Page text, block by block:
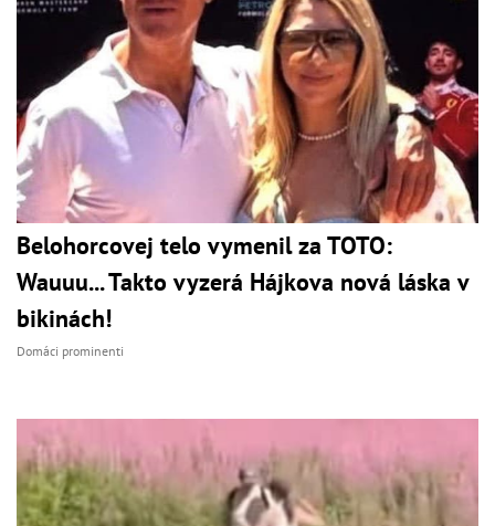
Belohorcovej telo vymenil za TOTO:
Wauuu... Takto vyzerá Hájkova nová láska v
bikinách!
Domáci prominenti